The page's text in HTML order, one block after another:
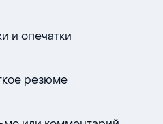
и опечатки
резюме